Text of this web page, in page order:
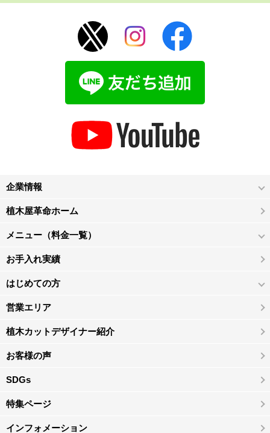
企業情報
植木屋革命ホーム
メニュー（料金一覧）
お手入れ実績
はじめての方
営業エリア
植木カットデザイナー紹介
お客様の声
SDGs
特集ページ
インフォメーション